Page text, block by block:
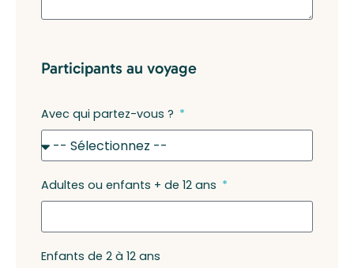
Participants au voyage
Avec qui partez-vous ?
Adultes ou enfants + de 12 ans
Enfants de 2 à 12 ans